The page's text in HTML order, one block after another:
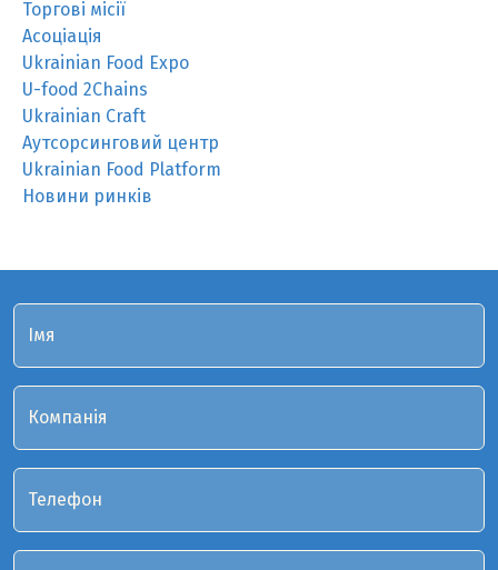
Торгові місії
Асоціація
Ukrainian Food Expo
U-food 2Chains
Ukrainian Craft
Аутсорсинговий центр
Ukrainian Food Platform
Новини ринків
Імя
Компанія
Телефон